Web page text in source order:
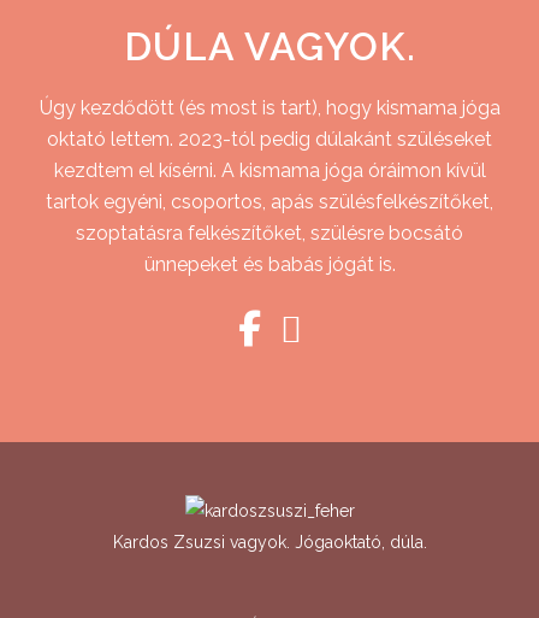
DÚLA VAGYOK.
Úgy kezdődött (és most is tart), hogy kismama jóga
oktató lettem. 2023-tól pedig dúlakánt szüléseket
kezdtem el kísérni. A kismama jóga óráimon kívül
tartok egyéni, csoportos, apás szülésfelkészítőket,
szoptatásra felkészítőket, szülésre bocsátó
ünnepeket és babás jógát is.
Kardos Zsuzsi vagyok. Jógaoktató, dúla.